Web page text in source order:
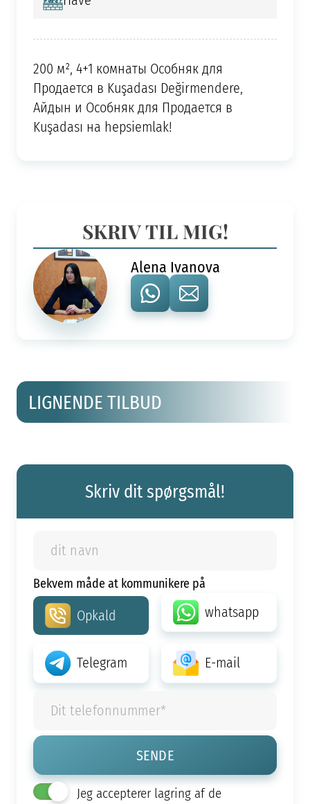
200 м², 4+1 комнаты Особняк для
Продается в Kuşadası Değirmendere,
Айдын и Особняк для Продается в
Kuşadası на hepsiemlak!
SKRIV TIL MIG!
Alena Ivanova
LIGNENDE TILBUD
Skriv dit spørgsmål!
Bekvem måde at kommunikere på
Opkald whatsapp
Telegram E-mail
Jeg accepterer lagring af de